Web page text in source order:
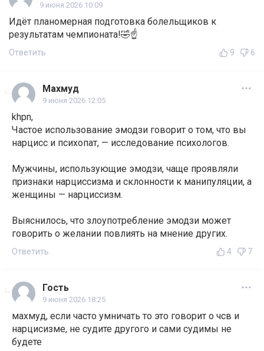
9 июня 2026 10:09
Идёт планомерная подготовка болельщиков к
результатам чемпионата!🤣☝️
Ответить 9 6
Махмуд
9 июня 2026 12:05
khpn,
Частое использование эмодзи говорит о том, что вы
нарцисс и психопат, — исследование психологов.
Мужчины, использующие эмодзи, чаще проявляли
признаки нарциссизма и склонности к манипуляции, а
женщины — нарциссизм.
Выяснилось, что злоупотребление эмодзи может
говорить о желании повлиять на мнение других.
Ответить 4 7
Гость
9 июня 2026 18:25
махмуд, если часто умничать то это говорит о чсв и
нарцисизме, не судите другого и сами судимы не
будете